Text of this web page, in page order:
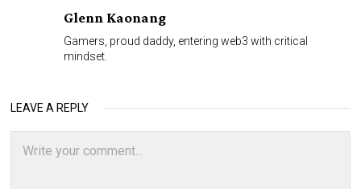
Glenn Kaonang
Gamers, proud daddy, entering web3 with critical
mindset.
LEAVE A REPLY